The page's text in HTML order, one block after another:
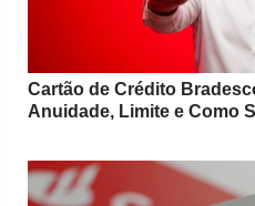
Cartão de Crédito
Anuidade, Limite e Como